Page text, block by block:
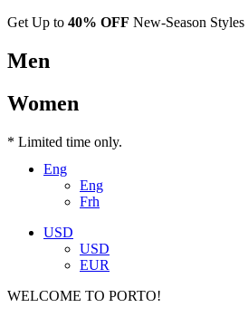
Get Up to 40% OFF New-Season Styles
Men
Women
* Limited time only.
Eng
Eng
Frh
USD
USD
EUR
WELCOME TO PORTO!